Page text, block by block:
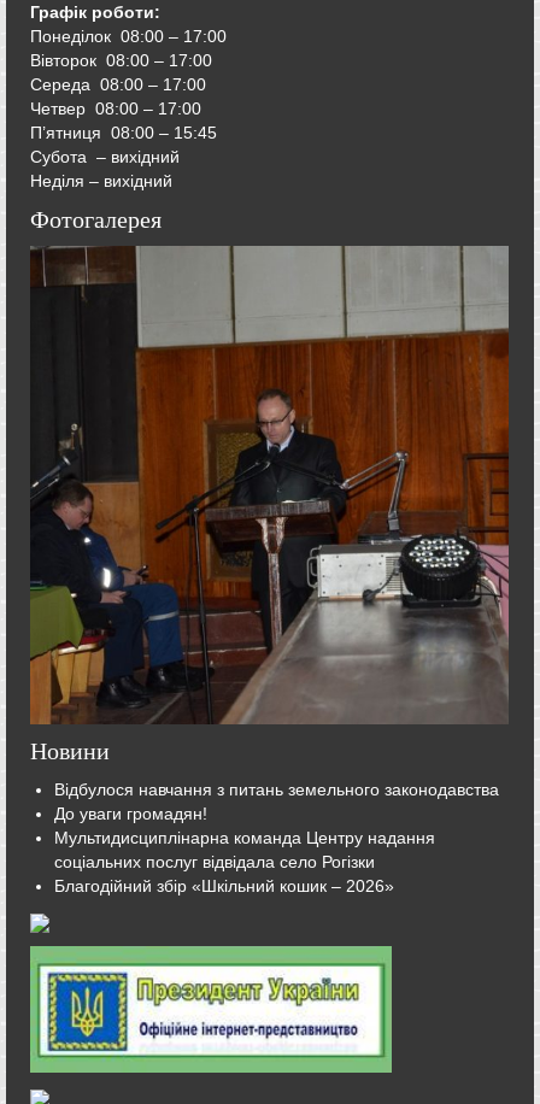
Графік роботи:
Понеділок 08:00 – 17:00
Вівторок 08:00 – 17:00
Середа 08:00 – 17:00
Четвер 08:00 – 17:00
П’ятниця 08:00 – 15:45
Субота – вихідний
Неділя – вихідний
Фотогалерея
Новини
Відбулося навчання з питань земельного законодавства
До уваги громадян!
Мультидисциплінарна команда Центру надання
соціальних послуг відвідала село Рогізки
Благодійний збір «Шкільний кошик – 2026»